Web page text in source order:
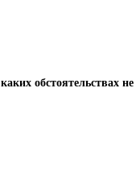
обстоятельствах